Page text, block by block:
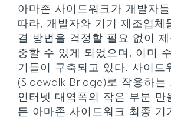
아마존 사이드워크가 개발자들
따라, 개발자와 기기 제조업체
결 방법을 걱정할 필요 없이
중할 수 있게 되었으며, 이미
기들이 구축되고 있다. 사이드
(Sidewalk Bridge)로 작용하는
인터넷 대역폭의 작은 부분 만
든 아마존 사이드워크 최종 기